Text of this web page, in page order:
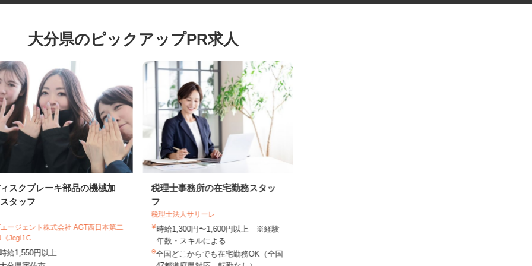
大分県のピックアップPR求人
ィスクブレーキ部品の機械加
エージェント株式会社 AGT西日本第二
《Jcgl1C...
税理士事務所の在宅勤務スタッ
フ
税理士法人サリーレ
時給1,300円〜1,600円以上 ※経験
年数・スキルによる